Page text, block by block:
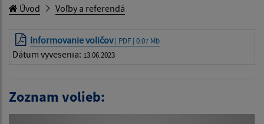
Úvod Voľby a referendá
Informovanie voličov| PDF | 0.07 Mb
Dátum vyvesenia: 13.06.2023
Zoznam volieb: